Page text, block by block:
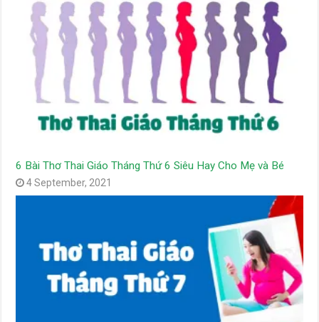
6 Bài Thơ Thai Giáo Tháng Thứ 6 Siêu Hay Cho Mẹ và Bé
4 September, 2021